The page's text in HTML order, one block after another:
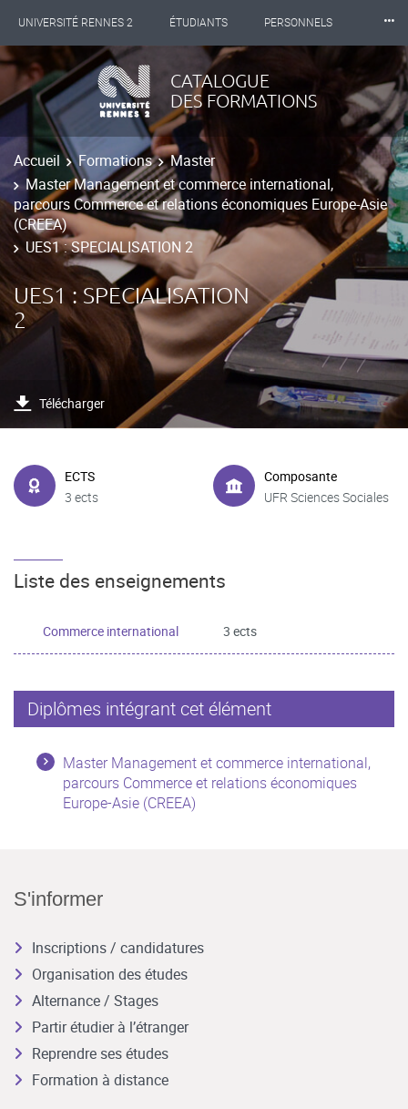
UNIVERSITÉ RENNES 2 ÉTUDIANTS PERSONNELS
INTERNATIONAL PROFESSIONNELS BIBLIOTHÈQUES
LES NOUVELLES DE RENNES 2
⸱⸱⸱
CATALOGUE
DES FORMATIONS
Accueil Formations
Master
Master Management et commerce international,
parcours Commerce et relations économiques Europe-Asie
(CREEA)
UES1 : SPECIALISATION 2
UES1 : SPECIALISATION
2
Télécharger
ECTS
3 ects
Composante
UFR Sciences Sociales
Liste des enseignements
Commerce international 3 ects
Diplômes intégrant cet élément
Master Management et commerce international,
parcours Commerce et relations économiques
Europe-Asie (CREEA)
S'informer
Inscriptions / candidatures
Organisation des études
Alternance / Stages
Partir étudier à l’étranger
Reprendre ses études
Formation à distance